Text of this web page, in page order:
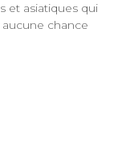
et asiatiques qui
aucune chance